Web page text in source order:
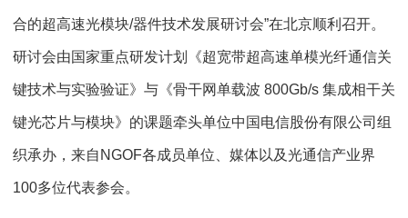
合的超高速光模块/器件技术发展研讨会”在北京顺利召开。
研讨会由国家重点研发计划《超宽带超高速单模光纤通信关
键技术与实验验证》与《骨干网单载波 800Gb/s 集成相干关
键光芯片与模块》的课题牵头单位中国电信股份有限公司组
织承办，来自NGOF各成员单位、媒体以及光通信产业界
100多位代表参会。